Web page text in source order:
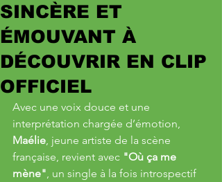
SINCÈRE ET
ÉMOUVANT À
DÉCOUVRIR EN CLIP
OFFICIEL
Avec une voix douce et une
interprétation chargée d’émotion,
Maélie , jeune artiste de la scène
française, revient avec "Où ça me
mène" , un single à la fois introspectif